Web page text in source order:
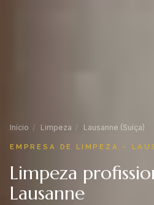
Início / Limpeza / Lausanne (Suíça)
EMPRESA DE LIMPEZA –
Limpeza
Lausanne